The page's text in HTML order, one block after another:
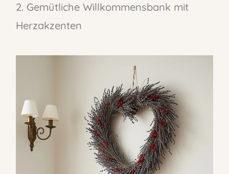
2. Gemütliche Willkommensbank mit
Herzakzenten